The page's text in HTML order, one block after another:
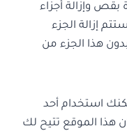
وإزالة أجزاء
إزالة الجزء
هذا الجزء من
استخدام أحد
هذا الموقع تتيح لك